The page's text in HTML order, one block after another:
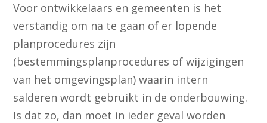
Voor ontwikkelaars en gemeenten is het
verstandig om na te gaan of er lopende
planprocedures zijn
(bestemmingsplanprocedures of wijzigingen
van het omgevingsplan) waarin intern
salderen wordt gebruikt in de onderbouwing.
Is dat zo, dan moet in ieder geval worden